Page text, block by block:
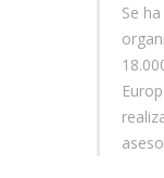
Se